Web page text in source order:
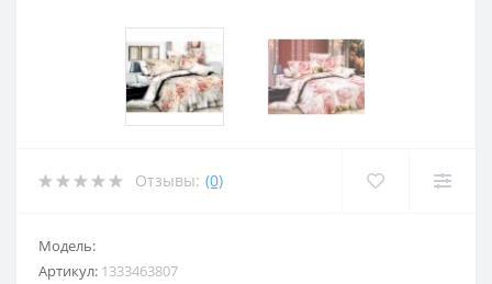
Отзывы: (0)
Модель:
Артикул: 1333463807